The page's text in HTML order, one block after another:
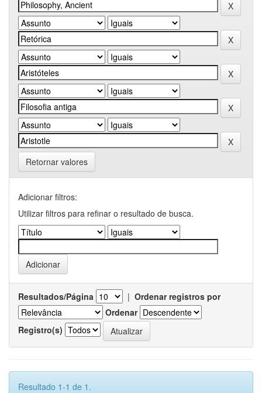
Retornar valores
Adicionar filtros:
Utilizar filtros para refinar o resultado de busca.
Resultados/Página | Ordenar registros por
Ordenar
Registro(s)
Resultado 1-1 de 1.